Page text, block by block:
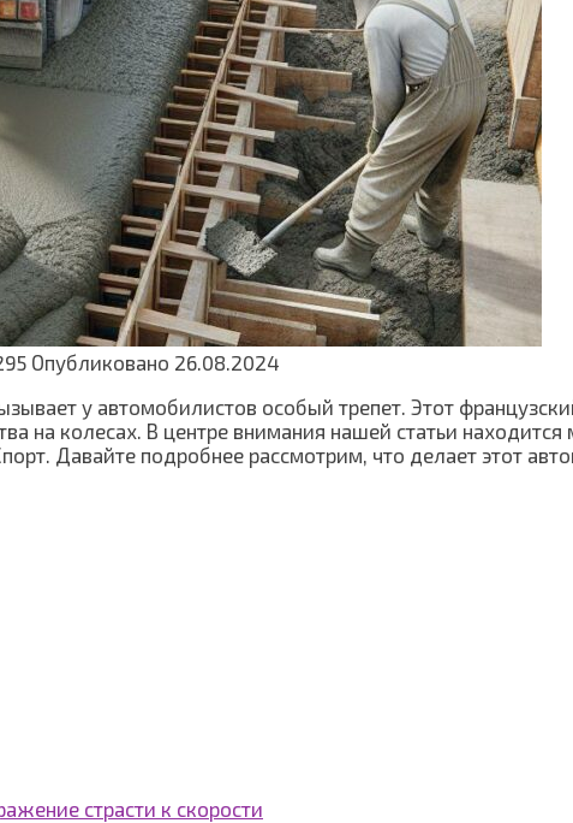
Опубликовано 26.08.2024
у автомобилистов особый трепет. Этот
на колесах. В центре внимания нашей статьи
Давайте подробнее рассмотрим, что делает этот
страсти к скорости